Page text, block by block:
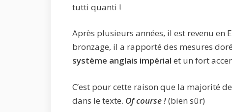
tutti quanti !
Après plusieurs années, il est revenu
bronzage, il a rapporté des mesures
système anglais impérial et un fort
C’est pour cette raison que la majorité
dans le texte. Of course !(bien sûr)